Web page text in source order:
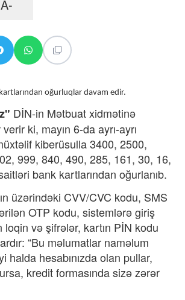
A-
oğurluqlar davam edir.
DİN-in Mətbuat xidmətinə
ki, mayın 6-da ayrı-ayrı
kiberüsulla 3400, 2500,
999, 840, 490, 285, 161, 30, 16,
bank kartlarından oğurlanıb.
üzərindəki CVV/CVC kodu, SMS
OTP kodu, sistemlərə giriş
loqin və şifrələr, kartın PİN kodu
“Bu məlumatlar naməlum
halda hesabınızda olan pullar,
kredit formasında sizə zərər